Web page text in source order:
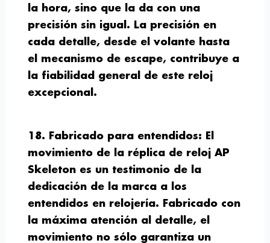
la hora, sino que la da con una
precisión sin igual. La precisión en
cada detalle, desde el volante hasta
el mecanismo de escape, contribuye a
la fiabilidad general de este reloj
excepcional.
18. Fabricado para entendidos: El
movimiento de la réplica de reloj AP
Skeleton es un testimonio de la
dedicación de la marca a los
entendidos en relojería. Fabricado con
la máxima atención al detalle, el
movimiento no sólo garantiza un